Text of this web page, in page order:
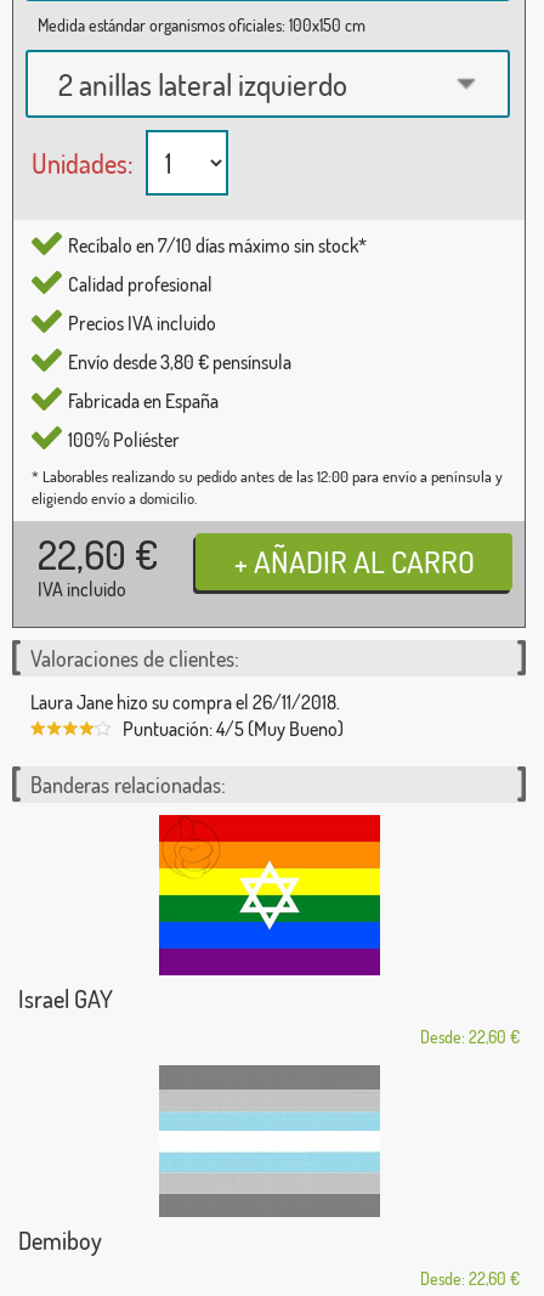
Medida estándar organismos oficiales: 100x150 cm
2 anillas lateral izquierdo
Unidades:
Recíbalo en 7/10 días máximo sin stock*
Calidad profesional
Precios IVA incluido
Envío desde 3,80 € pensínsula
Fabricada en España
100% Poliéster
* Laborables realizando su pedido antes de las 12:00 para envío a península y
eligiendo envío a domicilio.
22,60 €
IVA incluido
Valoraciones de clientes:
Laura Jane hizo su compra el 26/11/2018.
Puntuación: 4/5 (Muy Bueno)
Banderas relacionadas:
Israel GAY
Desde: 22,60 €
Demiboy
Desde: 22,60 €